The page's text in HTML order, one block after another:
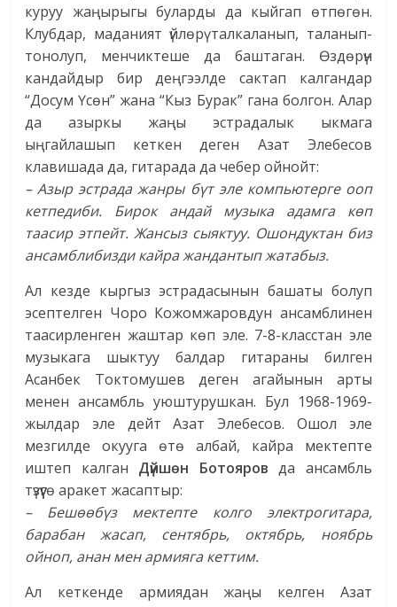
куруу жаңырыгы буларды да кыйгап өтпөгөн.
Клубдар, маданият үйлөрү талкаланып, таланып-
тонолуп, менчиктеше да баштаган. Өздөрүн
кандайдыр бир деңгээлде сактап калгандар
“Досум Үсөн” жана “Кыз Бурак” гана болгон. Алар
да азыркы жаңы эстрадалык ыкмага
ыңгайлашып кеткен деген Азат Элебесов
клавишада да, гитарада да чебер ойнойт:
– Азыр эстрада жанры бүт эле компьютерге ооп
кетпедиби. Бирок андай музыка адамга көп
таасир этпейт. Жансыз сыяктуу. Ошондуктан биз
ансамблибизди кайра жандантып жатабыз.
Ал кезде кыргыз эстрадасынын башаты болуп
эсептелген Чоро Кожомжаровдун ансамблинен
таасирленген жаштар көп эле. 7-8-класстан эле
музыкага шыктуу балдар гитараны билген
Асанбек Токтомушев деген агайынын арты
менен ансамбль уюштурушкан. Бул 1968-1969-
жылдар эле дейт Азат Элебесов. Ошол эле
мезгилде окууга өтө албай, кайра мектепте
иштеп калган Дүйшөн Ботояровда ансамбль
түзүүгө аракет жасаптыр:
– Бешөөбүз мектепте колго электрогитара,
барабан жасап, сентябрь, октябрь, ноябрь
ойноп, анан мен армияга кеттим.
Ал кеткенде армиядан жаңы келген Азат